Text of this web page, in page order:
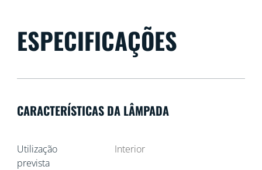
ESPECIFICAÇÕES
CARACTERÍSTICAS DA LÂMPADA
Utilização
prevista
Interior